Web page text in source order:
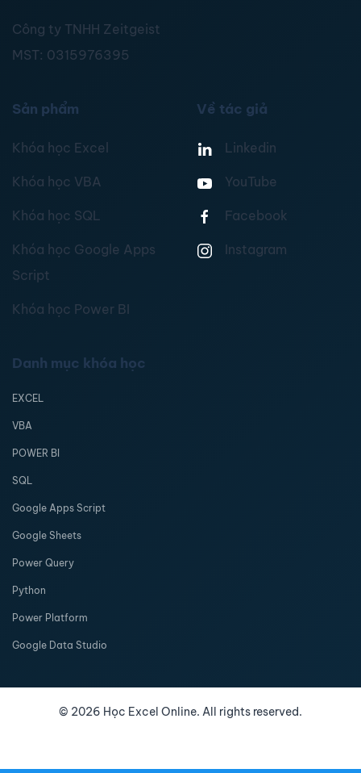
Công ty TNHH Zeitgeist
MST: 0315976395
Sản phẩm
Khóa học Excel
Khóa học VBA
Khóa học SQL
Khóa học Google Apps
Script
Khóa học Power BI
Về tác giả
Linkedin
YouTube
Facebook
Instagram
Danh mục khóa học
EXCEL
VBA
POWER BI
SQL
Google Apps Script
Google Sheets
Power Query
Python
Power Platform
Google Data Studio
© 2026 Học Excel Online. All rights reserved.